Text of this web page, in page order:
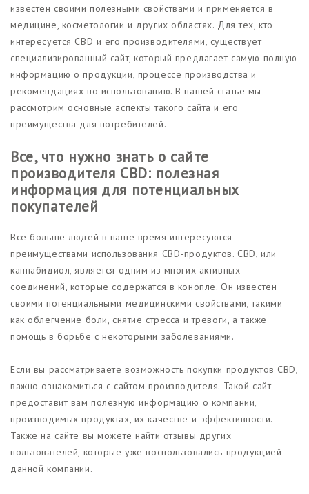
известен своими полезными свойствами и применяется в
медицине, косметологии и других областях. Для тех, кто
интересуется CBD и его производителями, существует
специализированный сайт, который предлагает самую полную
информацию о продукции, процессе производства и
рекомендациях по использованию. В нашей статье мы
рассмотрим основные аспекты такого сайта и его
преимущества для потребителей.
Все, что нужно знать о сайте
производителя CBD: полезная
информация для потенциальных
покупателей
Все больше людей в наше время интересуются
преимуществами использования CBD-продуктов. CBD, или
каннабидиол, является одним из многих активных
соединений, которые содержатся в конопле. Он известен
своими потенциальными медицинскими свойствами, такими
как облегчение боли, снятие стресса и тревоги, а также
помощь в борьбе с некоторыми заболеваниями.
Если вы рассматриваете возможность покупки продуктов CBD,
важно ознакомиться с сайтом производителя. Такой сайт
предоставит вам полезную информацию о компании,
производимых продуктах, их качестве и эффективности.
Также на сайте вы можете найти отзывы других
пользователей, которые уже воспользовались продукцией
данной компании.